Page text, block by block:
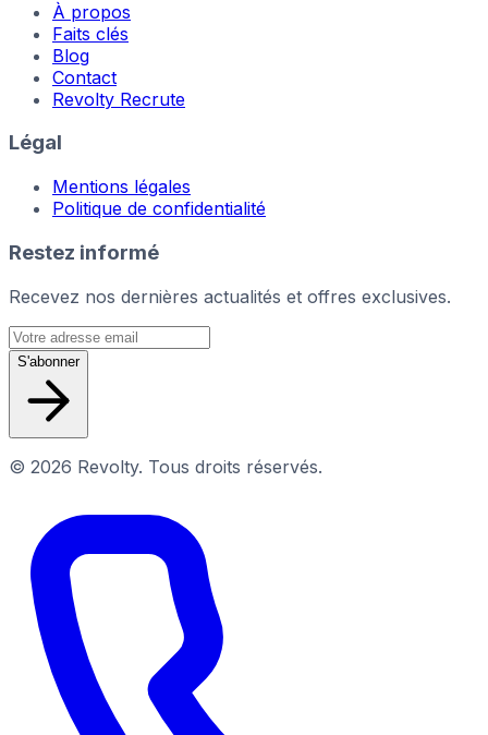
À propos
Faits clés
Blog
Contact
Revolty Recrute
Légal
Mentions légales
Politique de confidentialité
Restez informé
Recevez nos dernières actualités et offres exclusives.
S'abonner
© 2026 Revolty. Tous droits réservés.